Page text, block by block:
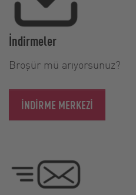
İndirmeler
Broşür mü arıyorsunuz?
İNDIRME MERKEZI